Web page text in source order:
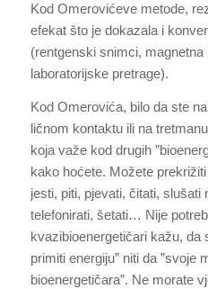
Kod Omerovićeve metode,
efekat što je dokazala i
(rentgenski snimci,
laboratorijske pretrage).
Kod Omerovića, bilo da ste
ličnom kontaktu ili na
koja važe kod drugih
kako hoćete. Možete
jesti, piti, pjevati, čitati, slušati
telefonirati, šetati… Nije
kvazibioenergetičari kažu, da
primiti energiju” niti da ”svoje
bioenergetičara”. Ne morate